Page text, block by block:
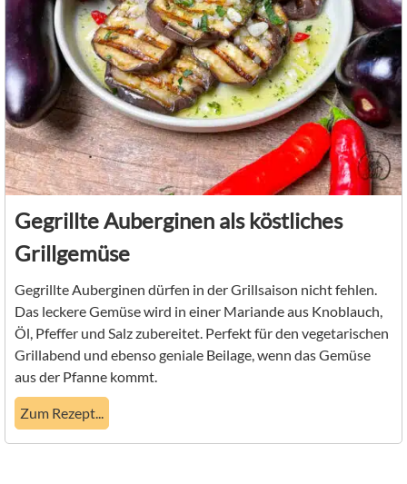
Gegrillte Auberginen als köstliches
Grillgemüse
Gegrillte Auberginen dürfen in der Grillsaison nicht fehlen.
Das leckere Gemüse wird in einer Mariande aus Knoblauch,
Öl, Pfeffer und Salz zubereitet. Perfekt für den vegetarischen
Grillabend und ebenso geniale Beilage, wenn das Gemüse
aus der Pfanne kommt.
Zum Rezept...